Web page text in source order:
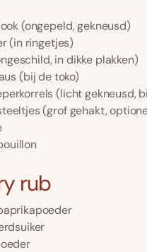
(ongepeld, gekneusd)
(in ringetjes)
in dikke plakken)
(bij de toko)
(licht gekneusd,
(grof gehakt,
rub